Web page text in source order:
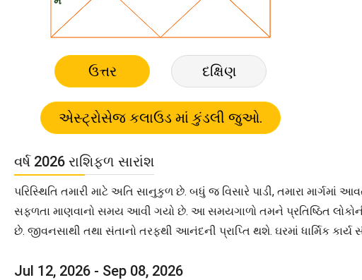
ઉત્તર દક્ષિણ
વર્ષ 2026 રાશિફળ સારાંશ
પરિસ્થિતિ તમારી માટે અતિ સાનુકુળ છે. બધું જ વિસારે પાડી, તમારા
સફળતા માણવાનો સમય આવી ગયો છે. આ સમયગાળો તમને પ્રતિષ્ઠિત
છે. જીવનસાથી તથા સંતાનો તરફથી આનંદની પ્રાપ્તિ થશે. ઘરમાં ધાર્મિક
Jul 12, 2026 - Sep 08, 2026